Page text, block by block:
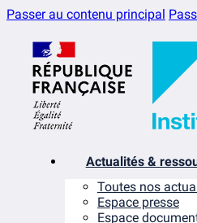
Passer au contenu principal
Actualités &
Toutes nos
Espace presse
Espace